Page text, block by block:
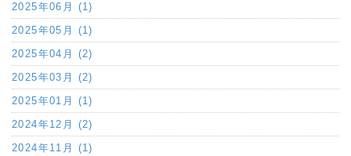
2025年06月 (1)
2025年05月 (1)
2025年04月 (2)
2025年03月 (2)
2025年01月 (1)
2024年12月 (2)
2024年11月 (1)